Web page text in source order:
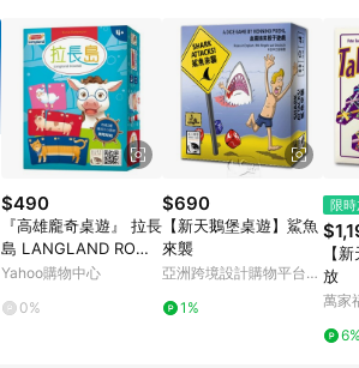
$490
『高雄龐奇桌遊』 拉長
島 LANGLAND ROM
ME 繁體中文版 正版桌
Yahoo購物中心
0%
$690
【新天鵝堡桌遊】鯊魚
來襲
亞洲跨境設計購物平台
1%
限
【
放
萬家